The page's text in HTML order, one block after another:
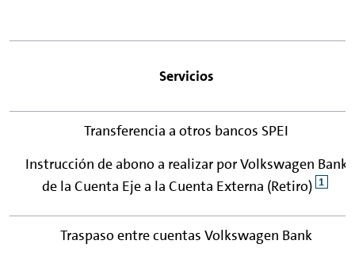
Servicios
Transferencia a otros bancos SPEI
Instrucción de abono a realizar por Volkswagen Bank
de la Cuenta Eje a la Cuenta Externa (Retiro) 1
Traspaso entre cuentas Volkswagen Bank